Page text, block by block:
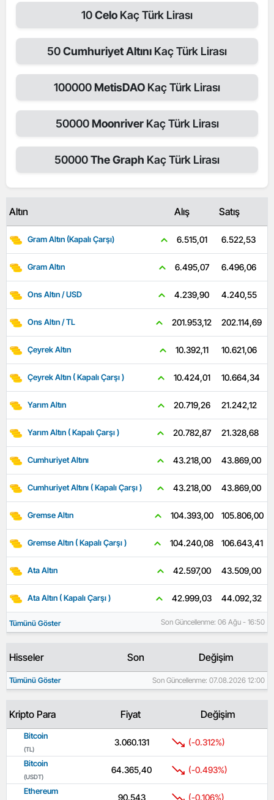
10Celo Kaç Türk Lirası
50Cumhuriyet Altını Kaç Türk Lirası
100000MetisDAO Kaç Türk Lirası
50000Moonriver Kaç Türk Lirası
50000The Graph Kaç Türk Lirası
Altın Alış Satış
Gram Altın (Kapalı Çarşı) 6.515,01 6.522,53
Gram Altın 6.495,07 6.496,06
Ons Altın / USD 4.239,90 4.240,55
Ons Altın / TL 201.953,12 202.114,69
Çeyrek Altın 10.392,11 10.621,06
Çeyrek Altın ( Kapalı Çarşı ) 10.424,01 10.664,34
Yarım Altın 20.719,26 21.242,12
Yarım Altın ( Kapalı Çarşı ) 20.782,87 21.328,68
Cumhuriyet Altını 43.218,00 43.869,00
Cumhuriyet Altını ( Kapalı Çarşı ) 43.218,00 43.869,00
Gremse Altın 104.393,00 105.806,00
Gremse Altın ( Kapalı Çarşı ) 104.240,08 106.643,41
Ata Altın 42.597,00 43.509,00
Ata Altın ( Kapalı Çarşı ) 42.999,03 44.092,32
Tümünü Göster Son Güncellenme: 06 Ağu - 16:50
Hisseler Son Değişim
Tümünü Göster Son Güncellenme: 07.08.2026 12:00
Kripto Para Fiyat Değişim
Bitcoin
(TL)
3.060.131 (-0.312%)
Bitcoin
(USDT)
64.365,40 (-0.493%)
Ethereum
90.543 (-0.106%)